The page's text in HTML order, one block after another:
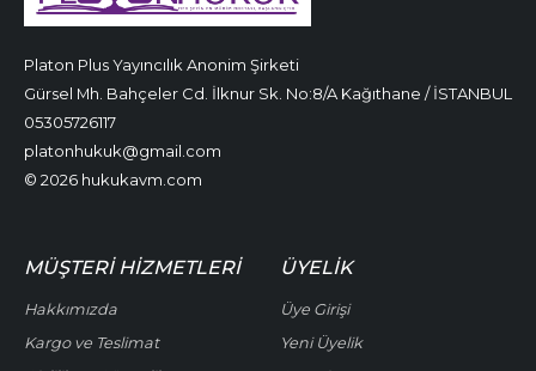
Platon Plus Yayıncılık Anonim Şirketi
Gürsel Mh. Bahçeler Cd. İlknur Sk. No:8/A Kağıthane / İSTANBUL
05305726117
platonhukuk@gmail.com
© 2026 hukukavm.com
MÜŞTERI HIZMETLERI
Hakkımızda
Kargo ve Teslimat
ÜYELIK
Üye Girişi
Yeni Üyelik